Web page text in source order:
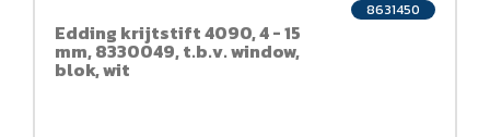
Edding krijtstift 4090, 4 - 15
mm, 8330049, t.b.v. window,
blok, wit
8631450